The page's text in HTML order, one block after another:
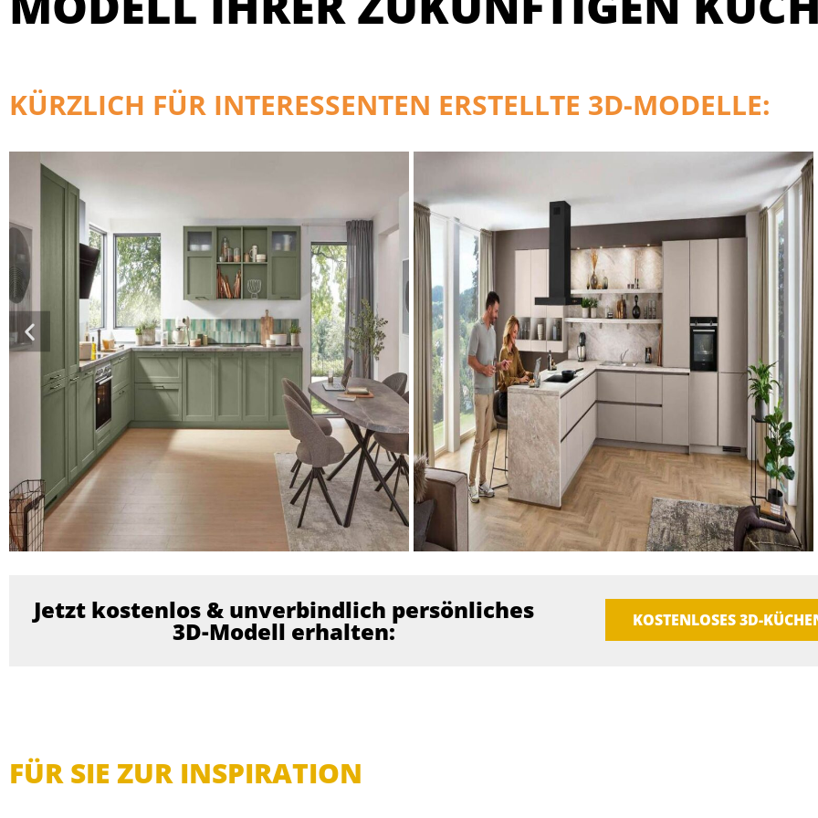
KÜRZLICH FÜR INTERESSENTEN ERSTELLTE 3D-MODELLE:
Jetzt kostenlos & unverbindlich persönliches
3D-Modell erhalten: KOSTENLOSES 3D-
FÜR SIE ZUR INSPIRATION